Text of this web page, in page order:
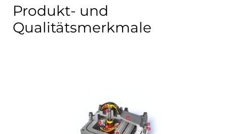
Produkt- und
Qualitätsmerkmale